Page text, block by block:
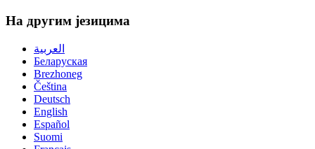
На другим језицима
العربية
Беларуская
Brezhoneg
Čeština
Deutsch
English
Español
Suomi